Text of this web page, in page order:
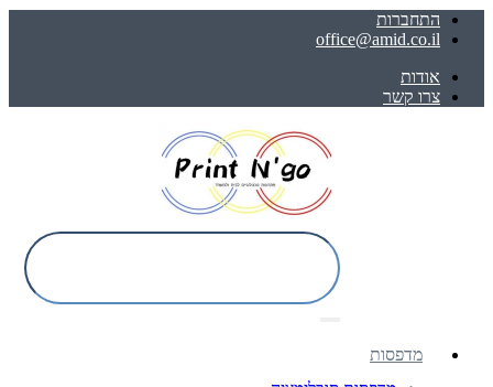
התחברות
office@amid.co.il
אודות
צרו קשר
מדפסות